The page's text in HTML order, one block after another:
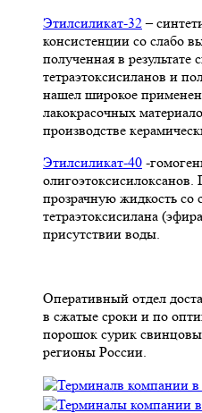
Этилсиликат-32–
консистенции со слабо
полученная в результате
тетpаэтоксисиланов и
нашел широкое
лакокрасочных
производстве
Этилсиликат-40 -
олигоэтоксисилоксанов.
прозрачную жидкость со
тетраэтоксисилана
присутствии воды.
Оперативный отдел
в сжатые сроки и по
порошок сурик
регионы России.